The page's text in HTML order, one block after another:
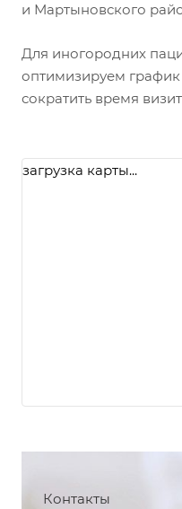
и Мартыновского
Для иногородних
оптимизируем
сократить время
загрузка карты...
Контакты